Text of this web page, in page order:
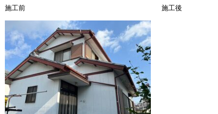
施工前 施工後